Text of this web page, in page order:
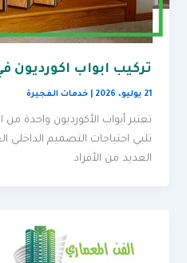
تركيب ابواب اكورديون
21 يوليو، 2026 |خدمات الفجيرة
تعتبر أبواب الأكورديون واحدة من
تلبي احتياجات التصميم الداخلي
العديد من الأفراد